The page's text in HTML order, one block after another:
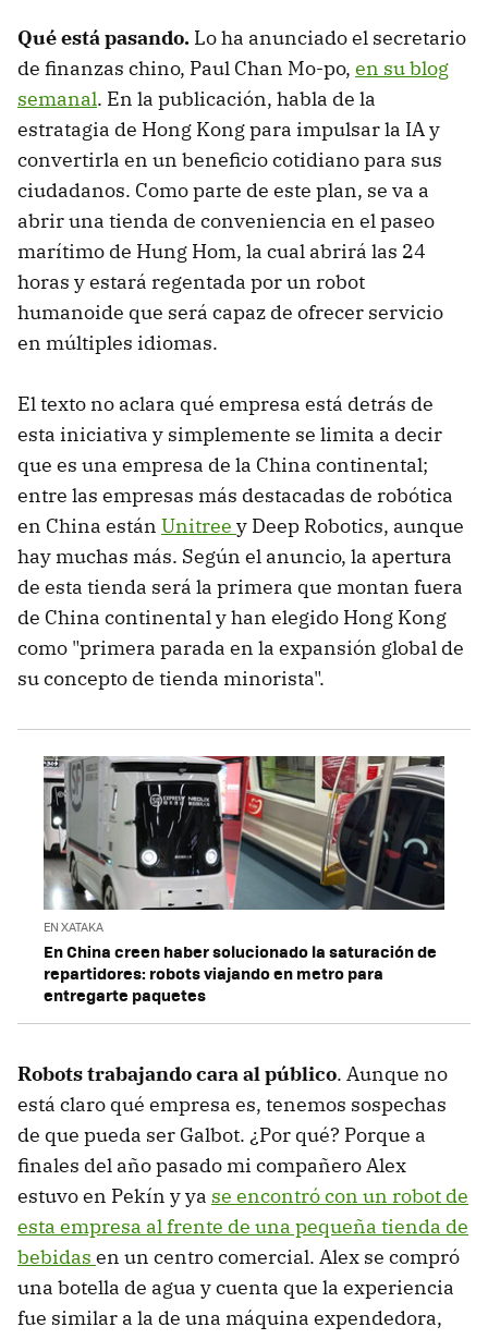
Qué está pasando. Lo ha anunciado el secretario
de finanzas chino, Paul Chan Mo-po, en su blog
semanal. En la publicación, habla de la
estratagia de Hong Kong para impulsar la IA y
convertirla en un beneficio cotidiano para sus
ciudadanos. Como parte de este plan, se va a
abrir una tienda de conveniencia en el paseo
marítimo de Hung Hom, la cual abrirá las 24
horas y estará regentada por un robot
humanoide que será capaz de ofrecer servicio
en múltiples idiomas.
El texto no aclara qué empresa está detrás de
esta iniciativa y simplemente se limita a decir
que es una empresa de la China continental;
entre las empresas más destacadas de robótica
en China están Unitree y Deep Robotics, aunque
hay muchas más. Según el anuncio, la apertura
de esta tienda será la primera que montan fuera
de China continental y han elegido Hong Kong
como "primera parada en la expansión global de
su concepto de tienda minorista".
EN XATAKA
En China creen haber solucionado la saturación de
repartidores: robots viajando en metro para
entregarte paquetes
Robots trabajando cara al público. Aunque no
está claro qué empresa es, tenemos sospechas
de que pueda ser Galbot. ¿Por qué? Porque a
finales del año pasado mi compañero Alex
estuvo en Pekín y ya se encontró con un robot de
esta empresa al frente de una pequeña tienda de
bebidas en un centro comercial. Alex se compró
una botella de agua y cuenta que la experiencia
fue similar a la de una máquina expendedora,